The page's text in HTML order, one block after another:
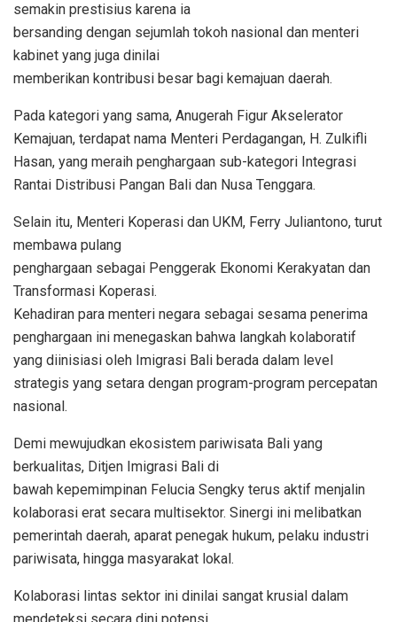
semakin prestisius karena ia
bersanding dengan sejumlah tokoh nasional dan menteri
kabinet yang juga dinilai
memberikan kontribusi besar bagi kemajuan daerah.
Pada kategori yang sama, Anugerah Figur Akselerator
Kemajuan, terdapat nama Menteri Perdagangan, H. Zulkifli
Hasan, yang meraih penghargaan sub-kategori Integrasi
Rantai Distribusi Pangan Bali dan Nusa Tenggara.
Selain itu, Menteri Koperasi dan UKM, Ferry Juliantono, turut
membawa pulang
penghargaan sebagai Penggerak Ekonomi Kerakyatan dan
Transformasi Koperasi.
Kehadiran para menteri negara sebagai sesama penerima
penghargaan ini menegaskan bahwa langkah kolaboratif
yang diinisiasi oleh Imigrasi Bali berada dalam level
strategis yang setara dengan program-program percepatan
nasional.
Demi mewujudkan ekosistem pariwisata Bali yang
berkualitas, Ditjen Imigrasi Bali di
bawah kepemimpinan Felucia Sengky terus aktif menjalin
kolaborasi erat secara multisektor. Sinergi ini melibatkan
pemerintah daerah, aparat penegak hukum, pelaku industri
pariwisata, hingga masyarakat lokal.
Kolaborasi lintas sektor ini dinilai sangat krusial dalam